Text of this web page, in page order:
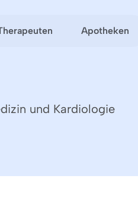
Apotheken
und Kardiologie